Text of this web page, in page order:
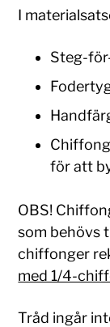
I
Steg-
för att
OBS!
som behövs
chiffonger
med 1/4-
Tråd ingår